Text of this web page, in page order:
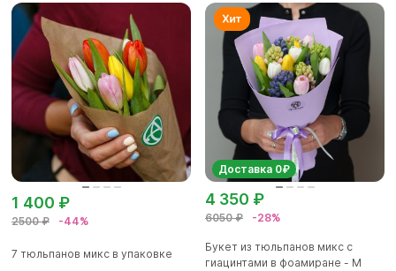
2500 ₽ -44%
1 400 ₽
7 тюльпанов микс в упаковке
Доставка 0₽
6050 ₽ -28%
4 350 ₽
Букет из тюльпанов микс с
гиацинтами в фоамиране - М